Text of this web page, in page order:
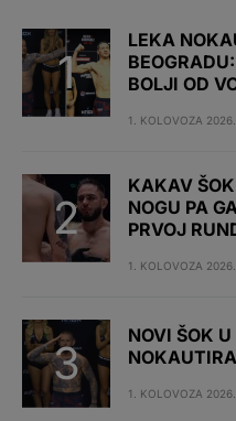
LEKA
BOLJI OD
1. KOLOVOZA
KAKAV
NOGU PA
PRVOJ
1. KOLOVOZA
NOVI ŠOK
1. KOLOVOZA